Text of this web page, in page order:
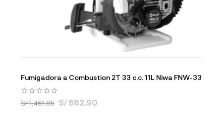
Fumigadora a Combustion 2T 33 c.c. 11L Niwa FNW-33
S/ 1,461.85 S/ 882.90